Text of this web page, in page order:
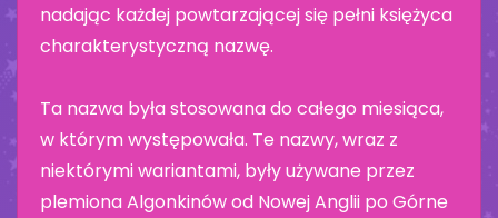
nadając każdej powtarzającej się pełni księżyca
charakterystyczną nazwę.
Ta nazwa była stosowana do całego miesiąca,
w którym występowała. Te nazwy, wraz z
niektórymi wariantami, były używane przez
plemiona Algonkinów od Nowej Anglii po Górne